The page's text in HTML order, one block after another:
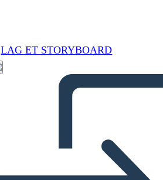
LAG ET STORYBOARD